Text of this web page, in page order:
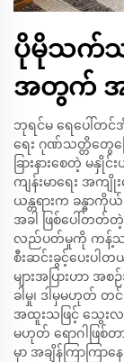
ပိုမိုသက်သာ
အတွက် အက
ဘုရင်မ ရေပေါ်တ
ရေး ဂုဏ်သတ္တိတွေက
ခြားနားစေတဲ့
ကျန်းမာရေး အကျို
ယန္တရားက ခန္ဓာ
အခါ ဖြစ်ပေါ်တတ်တဲ့
လည်ပတ်မှုကို ကန့်သ
စီးဆင်းခွင့်ပေးပ
များအပြားဟာ
ခါမှု၊ ဒါမှမဟုတ် တင်
အထူးသဖြင့် သွေးလ
မဟုတ် ရောဂါဖြ
မှာ အချိန်ကြာကြာ